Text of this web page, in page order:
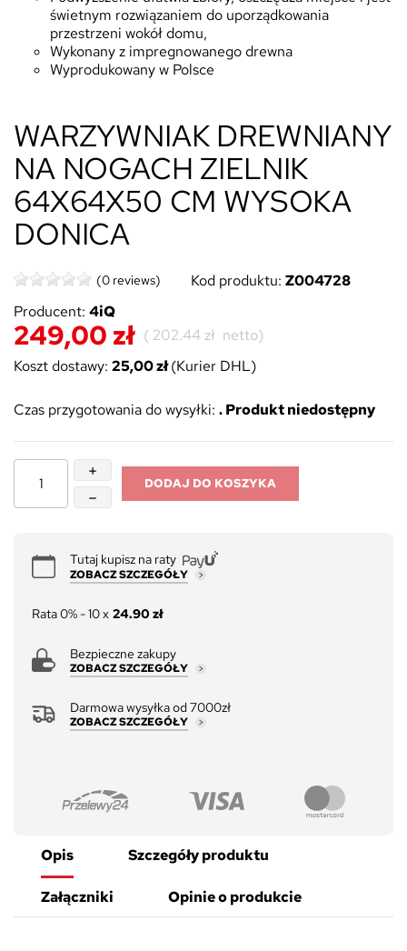
świetnym rozwiązaniem do uporządkowania
przestrzeni wokół domu,
Wykonany z impregnowanego drewna
Wyprodukowany w Polsce
WARZYWNIAK DREWNIANY
NA NOGACH ZIELNIK
64X64X50 CM WYSOKA
DONICA
(0 reviews) Kod produktu: Z004728
Producent: 4iQ
249,00 zł ( 202.44 zł netto)
Koszt dostawy: 25,00 zł(Kurier DHL)
Czas przygotowania do wysyłki: . Produkt niedostępny
DODAJ DO KOSZYKA
Tutaj kupisz na raty
ZOBACZ SZCZEGÓŁY
Rata 0% - 10 x 24.90 zł
Bezpieczne zakupy
ZOBACZ SZCZEGÓŁY
Darmowa wysyłka od 7000zł
ZOBACZ SZCZEGÓŁY
Opis Szczegóły produktu
Załączniki Opinie o produkcie